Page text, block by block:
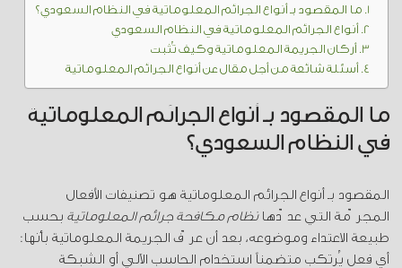
ما المقصود بـ أنواع الجرائم المعلوماتية في النظام السعودي؟
أنواع الجرائم المعلوماتية في النظام السعودي
أركان الجريمة المعلوماتية وكيف تُثبت
أسئلة شائعة من أجل مقال عن أنواع الجرائم المعلوماتية
ما المقصود بـ أنواع الجرائم المعلوماتية
في النظام السعودي؟
المقصود بـ أنواع الجرائم المعلوماتية هو تصنيفات الأفعال
المجرّمة التي عدّدهانظام مكافحة جرائم المعلوماتية بحسب
طبيعة الاعتداء وموضوعه، بعد أن عرّف الجريمة المعلوماتية بأنها:
أي فعل يُرتكب متضمناً استخدام الحاسب الآلي أو الشبكة